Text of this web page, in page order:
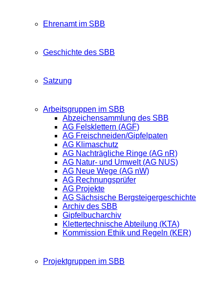
Ehrenamt im SBB
Geschichte des SBB
Satzung
Arbeitsgruppen im SBB
Abzeichensammlung des SBB
AG Felsklettern (AGF)
AG Freischneiden/Gipfelpaten
AG Klimaschutz
AG Nachträgliche Ringe (AG nR)
AG Natur- und Umwelt (AG NUS)
AG Neue Wege (AG nW)
AG Rechnungsprüfer
AG Projekte
AG Sächsische Bergsteigergeschichte
Archiv des SBB
Gipfelbucharchiv
Klettertechnische Abteilung (KTA)
Kommission Ethik und Regeln (KER)
Projektgruppen im SBB